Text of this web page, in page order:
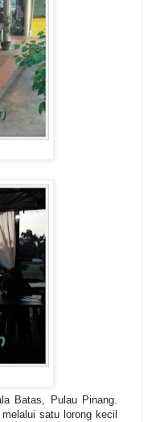
Batas, Pulau Pinang.
satu lorong kecil